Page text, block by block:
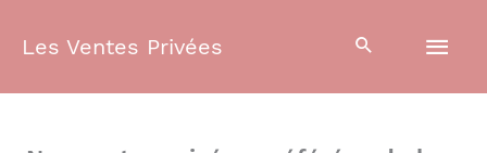
Les Ventes Privées